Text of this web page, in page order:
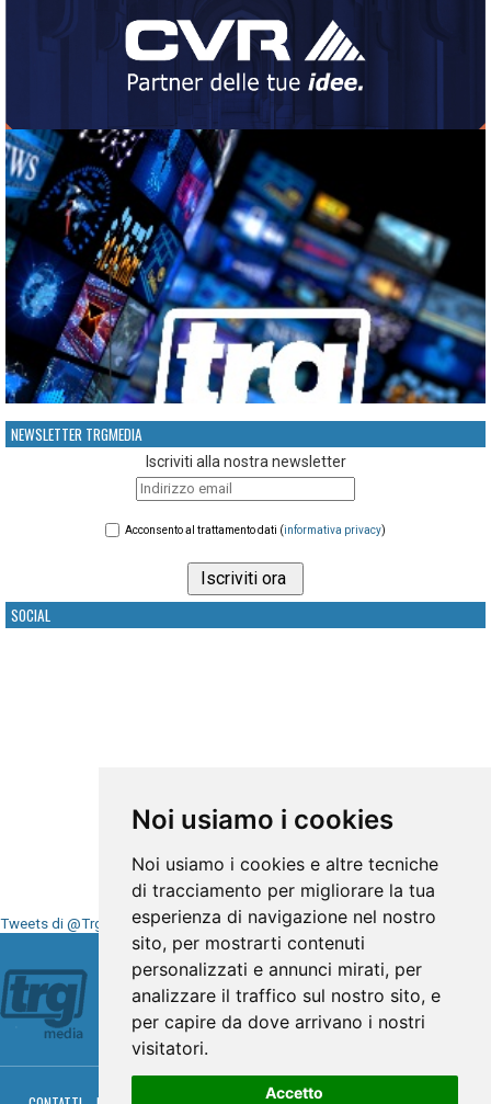
Noi usiamo i cookies
Noi usiamo i cookies e altre tecniche
di tracciamento per migliorare la tua
esperienza di navigazione nel nostro
sito, per mostrarti contenuti
personalizzati e annunci mirati, per
analizzare il traffico sul nostro sito, e
per capire da dove arrivano i nostri
visitatori.
Accetto
NEWSLETTER TRGMEDIA
Iscriviti alla nostra newsletter
Acconsento al trattamento dati (informativa privacy)
SOCIAL
Tweets di @TrgMedia
Seguici su